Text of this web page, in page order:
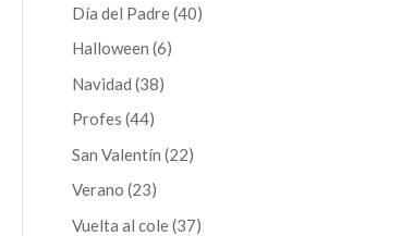
Día del Padre 4040
Halloween 66
Navidad 3838
Profes 4444
productos
San Valentín 2222
Verano 2323
productos
Vuelta al cole 3737